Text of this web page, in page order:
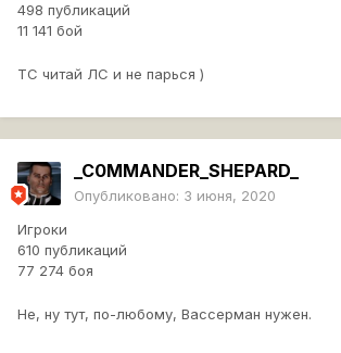
498 публикаций
11 141 бой
ТС читай ЛС и не парься )
_C0MMANDER_SHEPARD_
Опубликовано: 3 июня, 2020
Игроки
610 публикаций
77 274 боя
Не, ну тут, по-любому, Вассерман нужен.